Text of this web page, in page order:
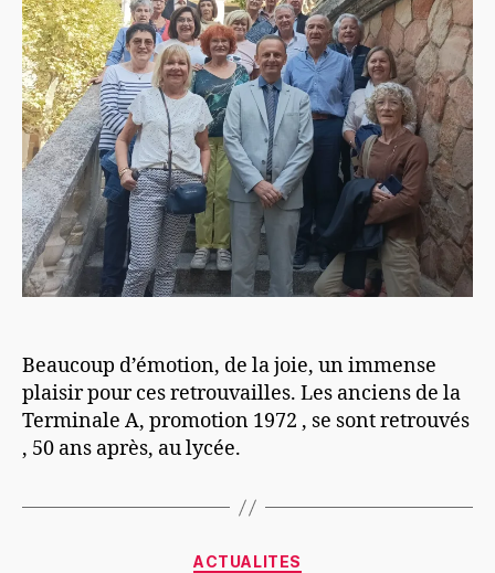
Beaucoup d’émotion, de la joie, un immense
plaisir pour ces retrouvailles. Les anciens de la
Terminale A, promotion 1972 , se sont retrouvés
, 50 ans après, au lycée.
ACTUALITES